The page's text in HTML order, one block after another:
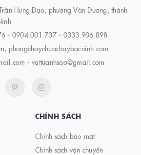
Hưng Đạo, phường Vân Dương, thành
- 0904.001.737- 0333.906.898
phongchaychuachaybacninh.com
- vattuanhsao@gmail.com
CHÍNH SÁCH
Chính sách bảo mật
Chính sách vận chuyển